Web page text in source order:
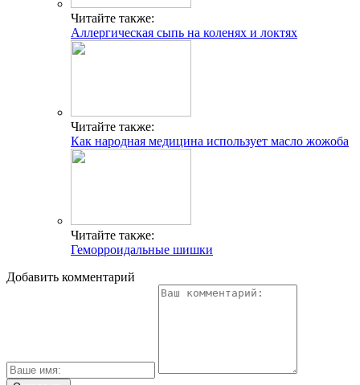
Читайте также:
Аллергическая сыпь на коленях и локтях
Читайте также:
Как народная медицина использует масло жожоба
Читайте также:
Геморроидальные шишки
Добавить комментарий